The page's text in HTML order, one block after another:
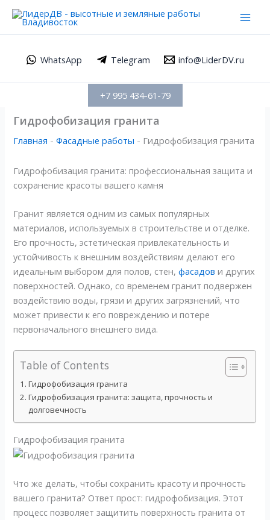
Перейти
содержимому
Main
WhatsApp Telegram info@LiderDV.ru
+7 995 434-61-79
Гидрофобизация гранита
Главная -Фасадные работы - Гидрофобизация гранита
Гидрофобизация гранита: профессиональная защита и
сохранение красоты вашего камня
Гранит является одним из самых популярных
материалов, используемых в строительстве и отделке.
Его прочность, эстетическая привлекательность и
устойчивость к внешним воздействиям делают его
идеальным выбором для полов, стен,фасадов и других
поверхностей. Однако, со временем гранит подвержен
воздействию воды, грязи и других загрязнений, что
может привести к его повреждению и потере
первоначального внешнего вида.
Table of Contents
Гидрофобизация гранита
Гидрофобизация гранита: защита, прочность и
долговечность
Гидрофобизация гранита
Что же делать, чтобы сохранить красоту и прочность
вашего гранита? Ответ прост: гидрофобизация. Этот
процесс позволяет защитить поверхность гранита от